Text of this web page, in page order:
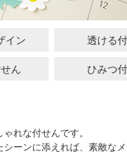
イン 透ける
ん ひみつ
れな付せんです。
ーンに添えれば、素敵なメ